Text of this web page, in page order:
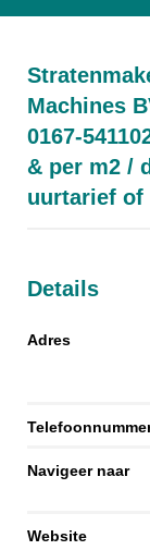
Machines
0167-
& per m2 /
uurtarief of
Details
Adres
Navigeer naar
Website